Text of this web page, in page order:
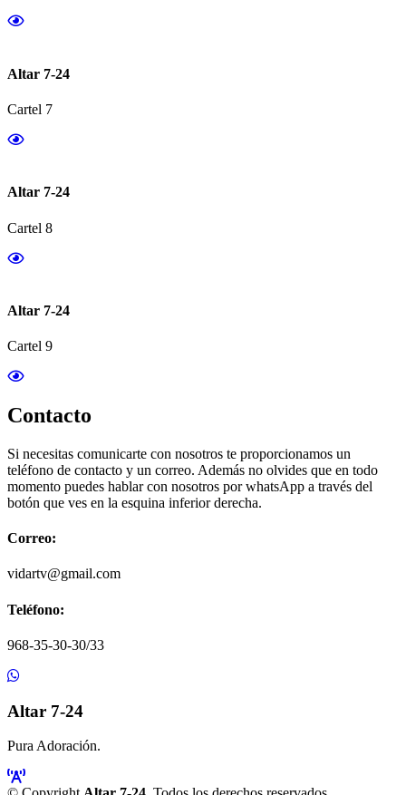
Altar 7-24
Cartel 7
Altar 7-24
Cartel 8
Altar 7-24
Cartel 9
Contacto
Si necesitas comunicarte con nosotros te proporcionamos un
teléfono de contacto y un correo. Además no olvides que en todo
momento puedes hablar con nosotros por whatsApp a través del
botón que ves en la esquina inferior derecha.
Correo:
vidartv@gmail.com
Teléfono:
968-35-30-30/33
Altar 7-24
Pura Adoración.